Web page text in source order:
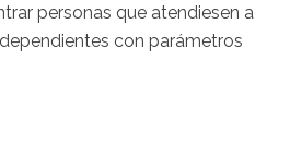
personas que atendiesen a
con parámetros